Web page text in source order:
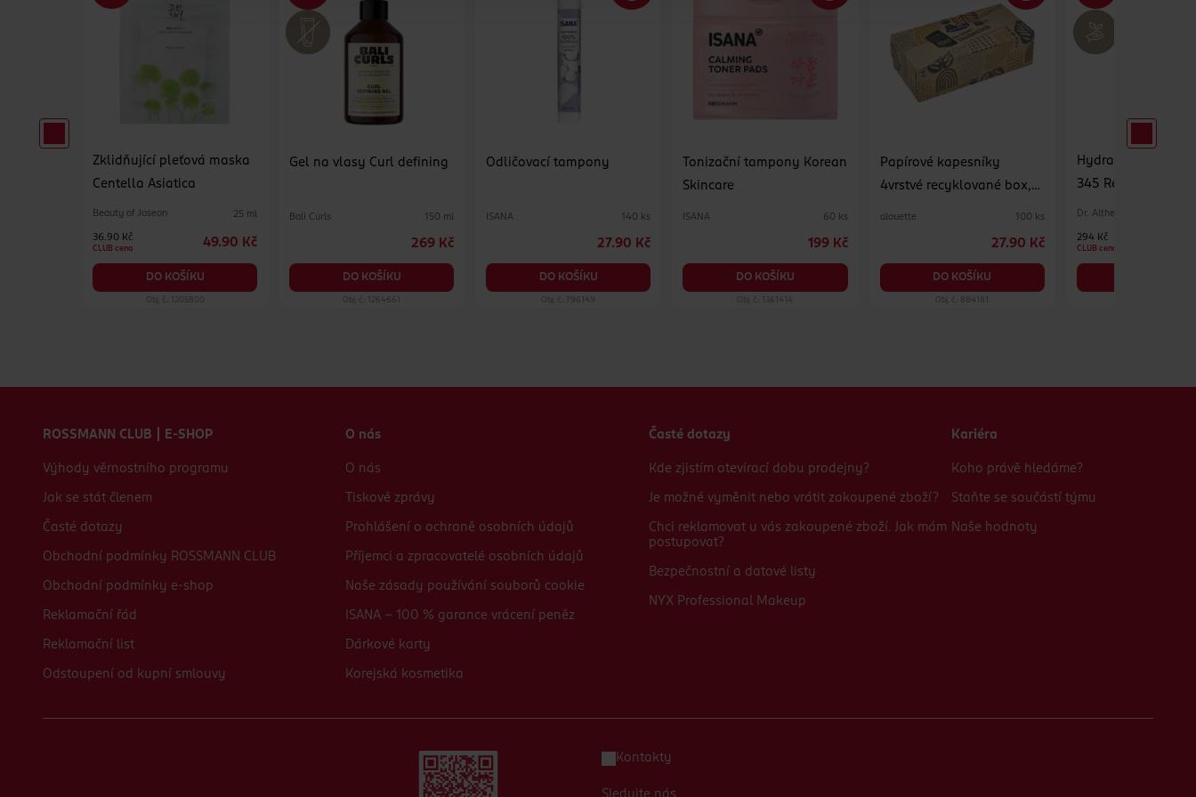
Zklidňující pleťová maska
Centella Asiatica
Beauty of Joseon 25 ml
36.90 Kč
CLUB cena 49.90 Kč
DO KOŠÍKU
Obj. č.: 1205800
Gel na vlasy Curl defining
Bali Curls 150 ml
269 Kč
DO KOŠÍKU
Obj. č.: 1264661
Odličovací tampony
ISANA 140 ks
27.90 Kč
DO KOŠÍKU
Obj. č.: 796149
Tonizační tampony Korean
Skincare
ISANA 60 ks
199 Kč
DO KOŠÍKU
Obj. č.: 1361414
Papírové kapesníky
4vrstvé recyklované box,
alouette 100 ks
27.90 Kč
DO KOŠÍKU
Obj. č.: 884181
Hydratační
345 Relief Cream
Dr. Althea
294 Kč
CLUB cena
ROSSMANN CLUB | E-SHOP
Výhody věrnostního programu
Jak se stát členem
Časté dotazy
Obchodní podmínky ROSSMANN CLUB
Obchodní podmínky e-shop
Reklamační řád
Reklamační list
Odstoupení od kupní smlouvy
O nás
O nás
Tiskové zprávy
Prohlášení o ochraně osobních údajů
Příjemci a zpracovatelé osobních údajů
Naše zásady používání souborů cookie
ISANA - 100 % garance vrácení peněz
Dárkové karty
Korejská kosmetika
Časté dotazy
Kde zjistím otevírací dobu prodejny?
Je možné vyměnit nebo vrátit zakoupené zboží?
Chci reklamovat u vás zakoupené zboží. Jak mám
postupovat?
Bezpečnostní a datové listy
NYX Professional Makeup
Kariéra
Koho právě hledáme?
Staňte se součástí týmu
Naše hodnoty
Kontakty
Sledujte nás